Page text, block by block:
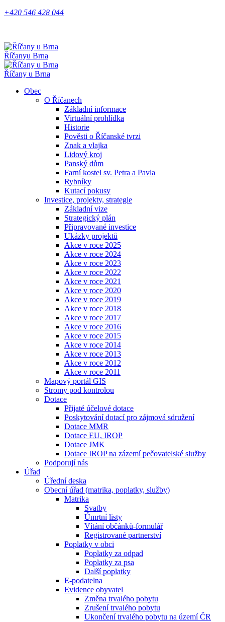
+420 546 428 044
Říčanyu Brna
Říčany u Brna
Obec
O Říčanech
Základní informace
Virtuální prohlídka
Historie
Pověsti o Říčanské tvrzi
Znak a vlajka
Lidový kroj
Panský dům
Farní kostel sv. Petra a Pavla
Rybníky
Kutací pokusy
Investice, projekty, strategie
Základní vize
Strategický plán
Připravované investice
Ukázky projektů
Akce v roce 2025
Akce v roce 2024
Akce v roce 2023
Akce v roce 2022
Akce v roce 2021
Akce v roce 2020
Akce v roce 2019
Akce v roce 2018
Akce v roce 2017
Akce v roce 2016
Akce v roce 2015
Akce v roce 2014
Akce v roce 2013
Akce v roce 2012
Akce v roce 2011
Mapový portál GIS
Stromy pod kontrolou
Dotace
Přijaté účelové dotace
Poskytování dotací pro zájmová sdružení
Dotace MMR
Dotace EU, IROP
Dotace JMK
Dotace IROP na zázemí pečovatelské služby
Podporují nás
Úřad
Úřední deska
Obecní úřad (matrika, poplatky, služby)
Matrika
Svatby
Úmrtní listy
Vítání občánků-formulář
Registrované partnerství
Poplatky v obci
Poplatky za odpad
Poplatky za psa
Další poplatky
E-podatelna
Evidence obyvatel
Změna trvalého pobytu
Zrušení trvalého pobytu
Ukončení trvalého pobytu na území ČR